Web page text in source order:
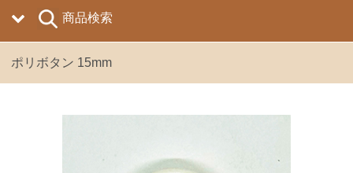
商品検索
ポリボタン 15mm